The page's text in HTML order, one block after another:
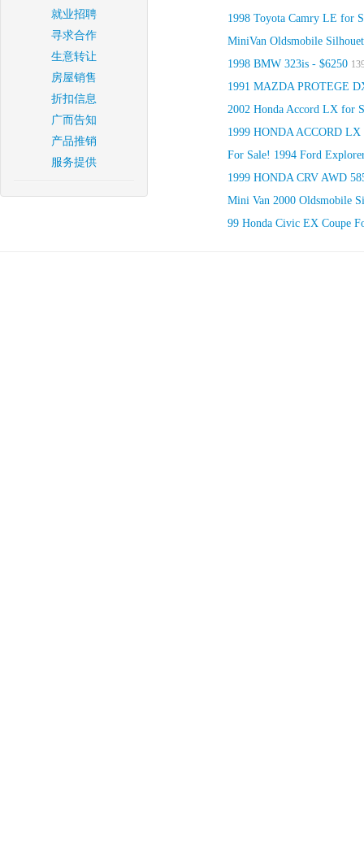
就业招聘
寻求合作
生意转让
房屋销售
折扣信息
广而告知
产品推销
服务提供
1998 Toyota Camry LE for
MiniVan Oldsmobile
1998 BMW 323is - $6250
1991 MAZDA PROTEGE
2002 Honda Accord LX for
1999 HONDA ACCORD LX
For Sale! 1994 Ford
1999 HONDA CRV AWD
Mini Van 2000 Oldsmobile
99 Honda Civic EX Coupe